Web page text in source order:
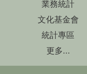
業務統計
文化基金會
統計專區
更多...